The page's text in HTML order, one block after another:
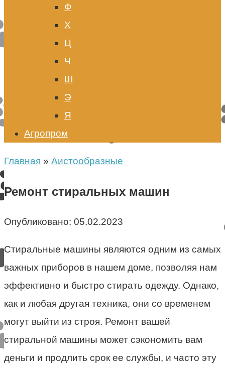
Ф
Х
Ц
Ч
Ш
Э
Я
Агропром
Главная » Аистообразные
Ремонт стиральных машин
Опубликовано: 05.02.2023
Стиральные машины являются одним из самых
важных приборов в нашем доме, позволяя нам
эффективно и быстро стирать одежду. Однако,
как и любая другая техника, они со временем
могут выйти из строя. Ремонт вашей
стиральной машины может сэкономить вам
деньги и продлить срок ее службы, и часто эту